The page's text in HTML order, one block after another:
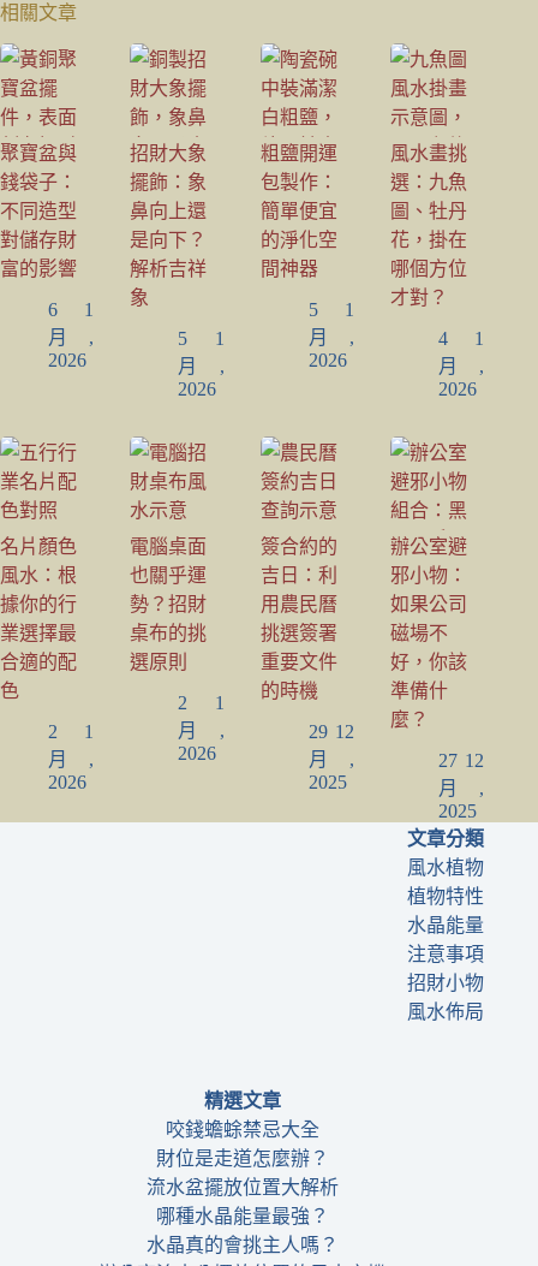
相關文章
聚寶盆與
錢袋子：
不同造型
對儲存財
富的影響
6 1
月,
2026
招財大象
擺飾：象
鼻向上還
是向下？
解析吉祥
象
5 1
月,
2026
粗鹽開運
包製作：
簡單便宜
的淨化空
間神器
5 1
月,
2026
風水畫挑
選：九魚
圖、牡丹
花，掛在
哪個方位
才對？
4 1
月,
2026
名片顏色
風水：根
據你的行
業選擇最
合適的配
色
2 1
月,
2026
電腦桌面
也關乎運
勢？招財
桌布的挑
選原則
2 1
月,
2026
簽合約的
吉日：利
用農民曆
挑選簽署
重要文件
的時機
29 12
月,
2025
辦公室避
邪小物：
如果公司
磁場不
好，你該
準備什
麼？
27 12
月,
2025
文章分類
風水植物
植物特性
水晶能量
注意事項
招財小物
風水佈局
精選文章
咬錢蟾蜍禁忌大全
財位是走道怎麼辦？
流水盆擺放位置大解析
哪種水晶能量最強？
水晶真的會挑主人嗎？